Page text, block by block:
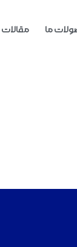
ما مقالات